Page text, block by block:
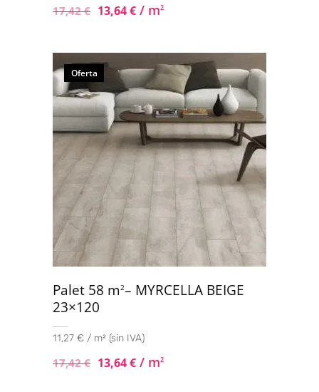
17,42€ 13,64€ / m2
Oferta
Palet 58 m2– MYRCELLA BEIGE
23×120
11,27 € / m² (sin IVA)
17,42€ 13,64€ / m2